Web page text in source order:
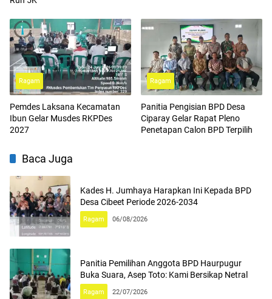
Ragam
Pemdes Laksana Kecamatan
Ibun Gelar Musdes RKPDes
2027
Ragam
Panitia Pengisian BPD Desa
Ciparay Gelar Rapat Pleno
Penetapan Calon BPD Terpilih
Baca Juga
Kades H. Jumhaya Harapkan Ini Kepada BPD
Desa Cibeet Periode 2026-2034
Ragam 06/08/2026
Panitia Pemilihan Anggota BPD Haurpugur
Buka Suara, Asep Toto: Kami Bersikap Netral
Ragam 22/07/2026